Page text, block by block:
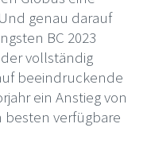
genau darauf
BC 2023
der vollständig
beeindruckende
ein Anstieg von
besten verfügbare